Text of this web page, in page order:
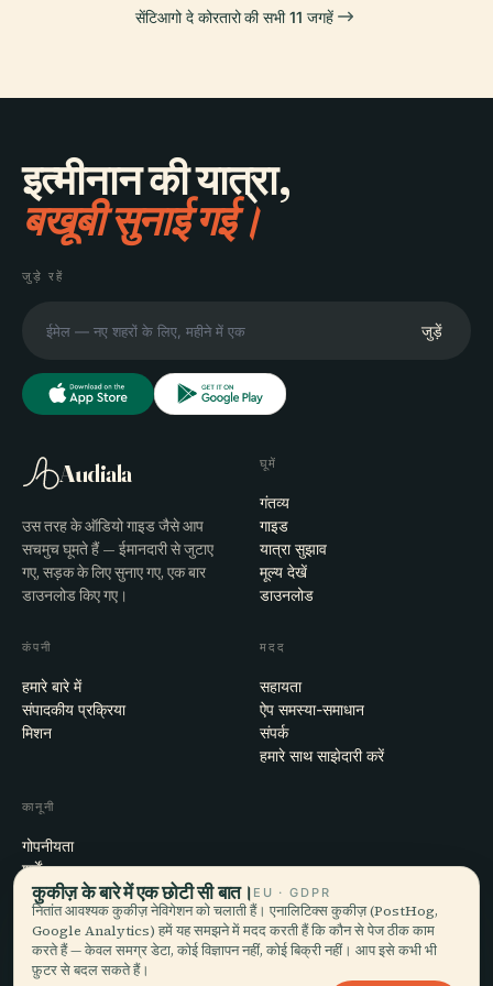
सेंटिआगो दे कोरतारो की सभी 11 जगहें
इत्मीनान की यात्रा,
बखूबी सुनाई गई।
जुड़े रहें
जुड़ें
Audiala
उस तरह के ऑडियो गाइड जैसे आप
सचमुच घूमते हैं — ईमानदारी से जुटाए
गए, सड़क के लिए सुनाए गए, एक बार
डाउनलोड किए गए।
घूमें
गंतव्य
गाइड
यात्रा सुझाव
मूल्य देखें
डाउनलोड
कंपनी
हमारे बारे में
संपादकीय प्रक्रिया
मिशन
मदद
सहायता
ऐप समस्या-समाधान
संपर्क
हमारे साथ साझेदारी करें
कानूनी
गोपनीयता
शर्तें
कुकी सेटिंग्स
खाता हटाएँ
कुकीज़ के बारे में एक छोटी सी बात। EU · GDPR
नितांत आवश्यक कुकीज़ नेविगेशन को चलाती हैं। एनालिटिक्स कुकीज़ (PostHog,
Google Analytics) हमें यह समझने में मदद करती हैं कि कौन से पेज ठीक काम
करते हैं — केवल समग्र डेटा, कोई विज्ञापन नहीं, कोई बिक्री नहीं। आप इसे कभी भी
फ़ुटर से बदल सकते हैं।